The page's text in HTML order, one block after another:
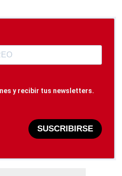
y recibir tus newsletters.
SUSCRIBIRSE